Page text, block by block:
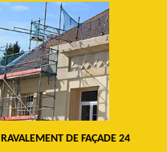
RAVALEMENT DE FAÇADE 24